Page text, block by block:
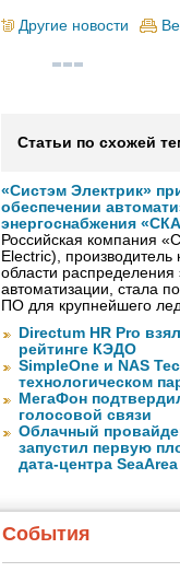
Другие новости
Статьи по схожей
«Систэм Электрик»
обеспечении
энергоснабжения
Российская компания
Electric),
области распределения
автоматизации, стала
ПО для крупнейшего
Directum HR Pro
рейтинге КЭДО
SimpleOne и NAS
технологическом
МегаФон
голосовой связи
Облачный
запустил первую
дата-центра
События